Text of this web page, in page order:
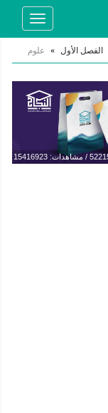
Toggle
الفصل الأول » علوم